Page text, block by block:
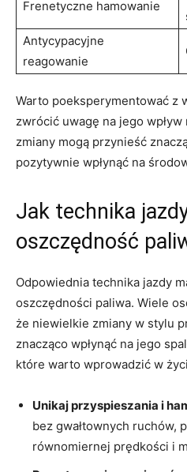
Frenetyczne hamowanie
Antycypacyjne
reagowanie
Warto poeksperymentować z
zwrócić uwagę na jego wpływ
zmiany mogą przynieść
pozytywnie wpłynąć na
Jak technika
⁤oszczędność
Odpowiednia technika⁣ jazdy
oszczędności paliwa. Wiele
że niewielkie zmiany w stylu
znacząco wpłynąć na ⁣jego
które warto wprowadzić w
Unikaj przyspieszania i
bez gwałtownych⁤ ruchów,
równomiernej prędkości i